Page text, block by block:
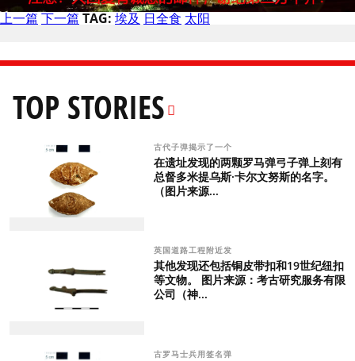
上一篇下一篇TAG:埃及日全食太阳
TOP STORIES
古代子弹揭示了一个
在遗址发现的两颗罗马弹弓子弹上刻有
总督多米提乌斯·卡尔文努斯的名字。
（图片来源...
英国道路工程附近发
其他发现还包括铜皮带扣和19世纪纽扣
等文物。 图片来源：考古研究服务有限
公司（神...
古罗马士兵用签名弹